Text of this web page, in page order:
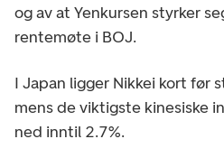
og av at Yenkursen styrker
rentemøte i BOJ.
I Japan ligger Nikkei kort før
mens de viktigste kinesiske
ned inntil 2.7%.